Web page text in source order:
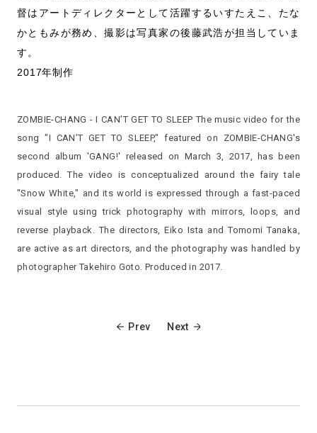
督はアートディレクターとして活躍するいすたえこ、たな
かともみが務め、撮影は写真家の後藤武浩が担当していま
す。
2017年制作
ZOMBIE-CHANG - I CAN’T GET TO SLEEP The music video for the
song "I CAN’T GET TO SLEEP," featured on ZOMBIE-CHANG's
second album 'GANG!' released on March 3, 2017, has been
produced. The video is conceptualized around the fairy tale
"Snow White," and its world is expressed through a fast-paced
visual style using trick photography with mirrors, loops, and
reverse playback. The directors, Eiko Ista and Tomomi Tanaka,
are active as art directors, and the photography was handled by
photographer Takehiro Goto. Produced in 2017.
Prev Next